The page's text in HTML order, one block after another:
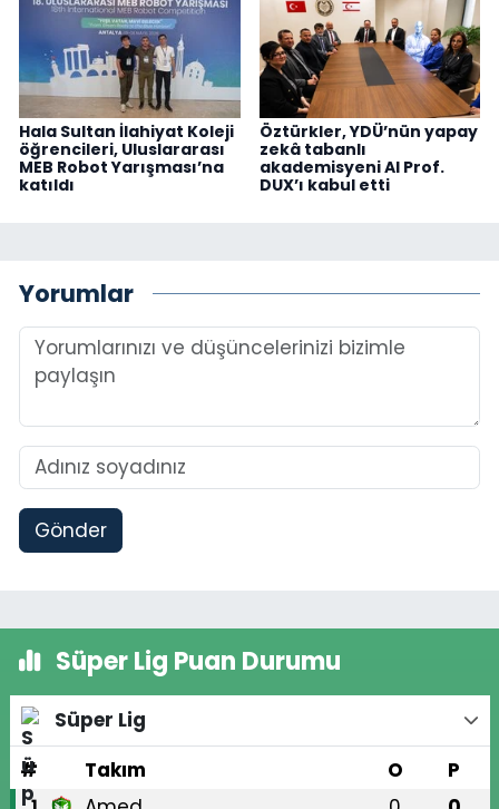
Hala Sultan İlahiyat Koleji
öğrencileri, Uluslararası
MEB Robot Yarışması’na
katıldı
Öztürkler, YDÜ’nün yapay
zekâ tabanlı
akademisyeni AI Prof.
DUX’ı kabul etti
Yorumlar
Gönder
Süper Lig Puan Durumu
Süper Lig
#
Takım O P